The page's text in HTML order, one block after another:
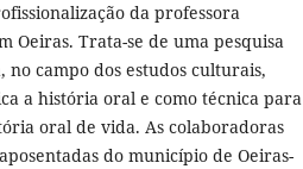
da professora
Oeiras. Trata-se de uma pesquisa
campo dos estudos culturais,
a história oral e como técnica para
oral de vida. As colaboradoras
do município de Oeiras-